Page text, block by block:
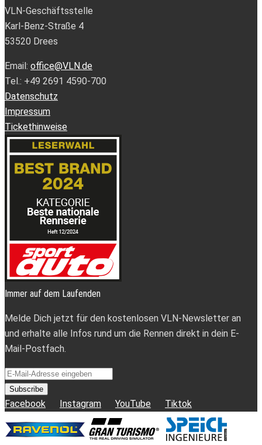
VLN-Geschäftsstelle
Karl-Benz-Straße 4
53520 Drees
Email: office@VLN.de
Tel.: +49 2691 4590-700
Datenschutz
Impressum
Tickethinweise
Immer auf dem Laufenden
Melde Dich jetzt für den kostenlosen VLN-Newsletter an
und erhalte alle Infos rund um die Rennen direkt in dein E-
Mail-Postfach.
Subscribe
Facebook Instagram YouTube Tiktok